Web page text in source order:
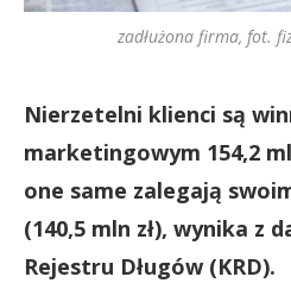
zadłużona firma, fot.
Nierzetelni klienci są
marketingowym 154,2
one same zalegają
(140,5 mln zł), wynika z
Rejestru Długów (KRD).